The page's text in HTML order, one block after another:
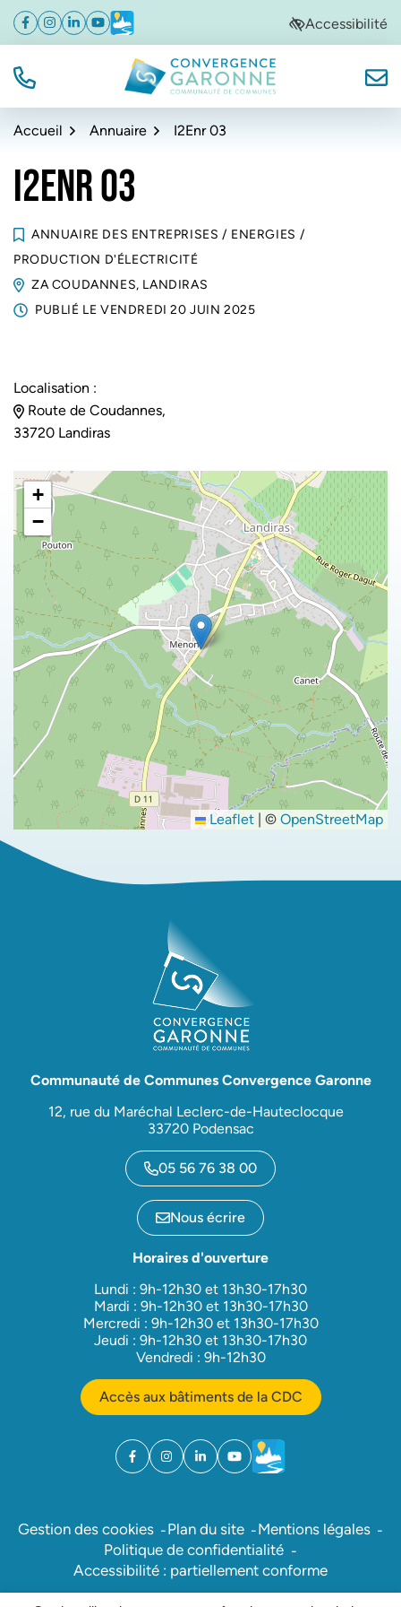
Aller
navigation
Aller
au
Aller
au
de
Facebook
(ouverture dans un nouvel onglet)
Instagram
(ouverture dans un nouvel onglet)
Linkedin
(ouverture dans un nouvel onglet)
YouTube
(ouverture dans un nouvel onglet)
Météo
(ouverture dans un nouvel onglet)Accessibilité
TÉL. Convergence Garonne
Accueil Annuaire I2Enr 03
I2ENR 03
ANNUAIRE DES ENTREPRISES / ENERGIES /
PRODUCTION D'ÉLECTRICITÉ
ZA COUDANNES, LANDIRAS
PUBLIÉ LE VENDREDI 20 JUIN 2025
Localisation :
Route de Coudannes,
33720 Landiras
+
−
Leaflet | © OpenStreetMap
Communauté de Communes Convergence Garonne
12, rue du Maréchal Leclerc-de-Hauteclocque
33720 Podensac
05 56 76 38 00
Nous écrire
Horaires d'ouverture
Lundi : 9h-12h30 et 13h30-17h30
Mardi : 9h-12h30 et 13h30-17h30
Mercredi : 9h-12h30 et 13h30-17h30
Jeudi : 9h-12h30 et 13h30-17h30
Vendredi : 9h-12h30
Accès aux bâtiments de la CDC
Facebook
(ouverture dans un nouvel onglet)
Instagram
(ouverture dans un nouvel onglet)
Linkedin
(ouverture dans un nouvel onglet)
YouTube
(ouverture dans un nouvel
Météo
(ouverture dans un
Gestion des cookies Plan du site
Mentions légales
Politique de confidentialité
Accessibilité : partiellement conforme